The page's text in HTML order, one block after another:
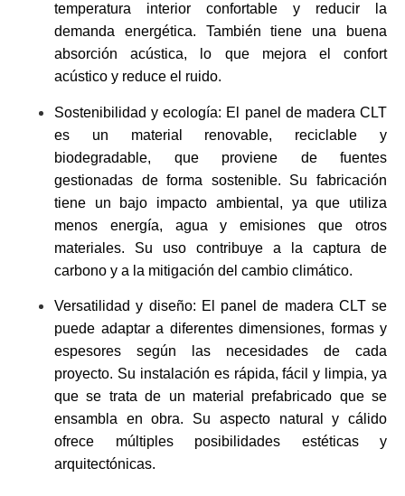
temperatura interior confortable y reducir la
demanda energética. También tiene una buena
absorción acústica, lo que mejora el confort
acústico y reduce el ruido.
Sostenibilidad y ecología: El panel de madera CLT
es un material renovable, reciclable y
biodegradable, que proviene de fuentes
gestionadas de forma sostenible. Su fabricación
tiene un bajo impacto ambiental, ya que utiliza
menos energía, agua y emisiones que otros
materiales. Su uso contribuye a la captura de
carbono y a la mitigación del cambio climático.
Versatilidad y diseño: El panel de madera CLT se
puede adaptar a diferentes dimensiones, formas y
espesores según las necesidades de cada
proyecto. Su instalación es rápida, fácil y limpia, ya
que se trata de un material prefabricado que se
ensambla en obra. Su aspecto natural y cálido
ofrece múltiples posibilidades estéticas y
arquitectónicas.